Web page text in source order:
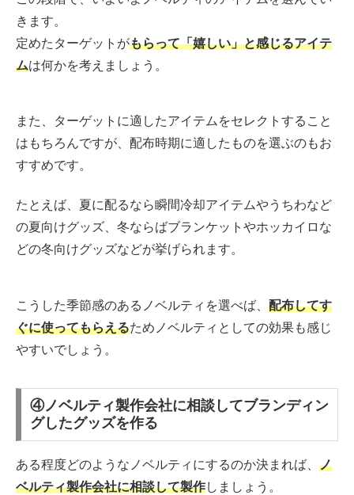
きます。
定めたターゲットがもらって「嬉しい」と感じるアイテ
ムは何かを考えましょう。
また、ターゲットに適したアイテムをセレクトすること
はもちろんですが、配布時期に適したものを選ぶのもお
すすめです。
たとえば、夏に配るなら瞬間冷却アイテムやうちわなど
の夏向けグッズ、冬ならばブランケットやホッカイロな
どの冬向けグッズなどが挙げられます。
こうした季節感のあるノベルティを選べば、 配布してす
ぐに使ってもらえるためノベルティとしての効果も感じ
やすいでしょう。
④ノベルティ製作会社に相談してブランディン
グしたグッズを作る
ある程度どのようなノベルティにするのか決まれば、 ノ
ベルティ製作会社に相談して製作しましょう。